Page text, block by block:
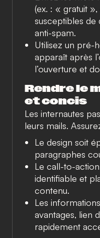
(ex. : « gratuit
susceptibles
anti-spam.
Utilisez un pré-
apparaît après
l’ouverture et
Rendre le
et concis
Les internautes
leurs mails.
Le design soit
paragraphes
Le call-to-
identifiable et
contenu.
Les
avantages, lien
rapidement